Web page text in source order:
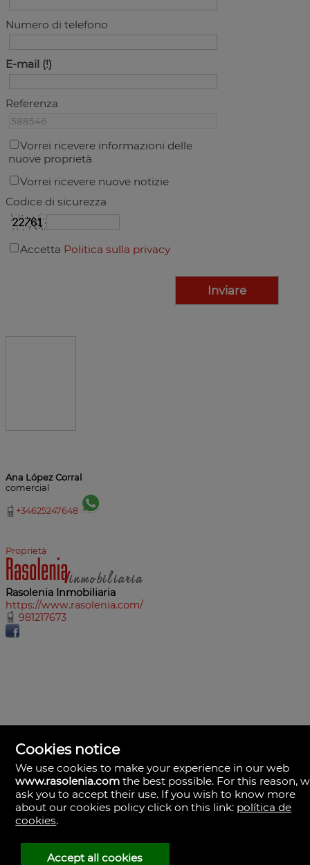
Numero di telefono
E-mail
Referenza
Vorrei ricevere informazioni delle
nuove proprietà
Vorrei ricevere nuove notizie
Codice di sicurezza
Accetta Politica sulla privacy
Ana López Corral
comercial
+34625247648
Proprietà
Rasolenia Inmobiliaria
https://www.rasolenia.com/
981217673
Rasolenia Inmobiliaria
15003 Coruña (A), la Coruña
Spagna
Cookies notice
We use cookies to make your experience in our web
www.rasolenia.com the best possible. For this reason,
ask you to accept their use. If you wish to know more
about our cookies policy click on this link: política de
cookies.
Accept all cookies